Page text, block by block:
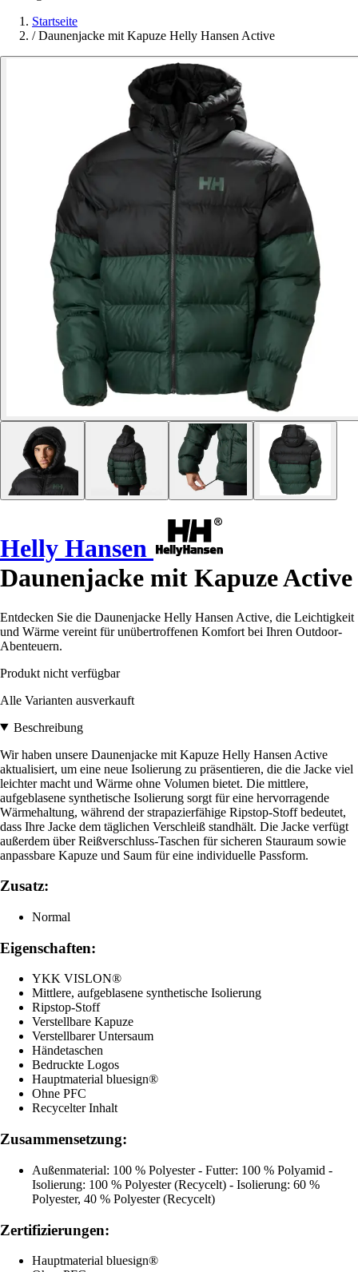
Startseite
/ Daunenjacke mit Kapuze Helly Hansen Active
Helly Hansen
Daunenjacke mit Kapuze Active
Entdecken Sie die Daunenjacke Helly Hansen Active, die Leichtigkeit
und Wärme vereint für unübertroffenen Komfort bei Ihren Outdoor-
Abenteuern.
Produkt nicht verfügbar
Alle Varianten ausverkauft
Beschreibung
Wir haben unsere Daunenjacke mit Kapuze Helly Hansen Active
aktualisiert, um eine neue Isolierung zu präsentieren, die die Jacke viel
leichter macht und Wärme ohne Volumen bietet. Die mittlere,
aufgeblasene synthetische Isolierung sorgt für eine hervorragende
Wärmehaltung, während der strapazierfähige Ripstop-Stoff bedeutet,
dass Ihre Jacke dem täglichen Verschleiß standhält. Die Jacke verfügt
außerdem über Reißverschluss-Taschen für sicheren Stauraum sowie
anpassbare Kapuze und Saum für eine individuelle Passform.
Zusatz:
Normal
Eigenschaften:
YKK VISLON®
Mittlere, aufgeblasene synthetische Isolierung
Ripstop-Stoff
Verstellbare Kapuze
Verstellbarer Untersaum
Händetaschen
Bedruckte Logos
Hauptmaterial bluesign®
Ohne PFC
Recycelter Inhalt
Zusammensetzung:
Außenmaterial: 100 % Polyester - Futter: 100 % Polyamid -
Isolierung: 100 % Polyester (Recycelt) - Isolierung: 60 %
Polyester, 40 % Polyester (Recycelt)
Zertifizierungen:
Hauptmaterial bluesign®